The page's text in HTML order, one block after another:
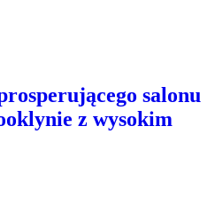
salonu
z wysokim